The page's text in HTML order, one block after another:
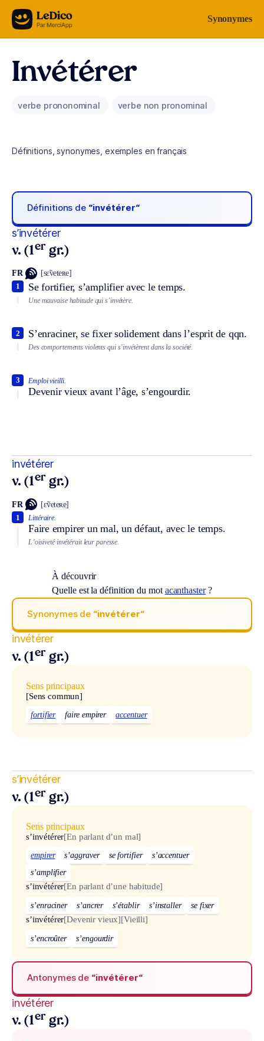
Aller au contenu Synonymes
Invétérer
verbe prononominal verbe non pronominal
Définitions, synonymes, exemples en français
Définitions de “invétérer“
s’invétérer
v. (1er gr.)
FR [sɛ̃veteʀe]
Se fortifier, s’amplifier avec le temps.
1
Une mauvaise habitude qui s’invétère.
S’enraciner, se fixer solidement dans l’esprit de qqn.
2
Des comportements violents qui s’invétèrent dans la société.
Emploi vieilli.
Devenir vieux avant l’âge, s’engourdir.
3
invétérer
v. (1er gr.)
FR [ɛ̃veteʀe]
Littéraire.
Faire empirer un mal, un défaut, avec le temps.
1
L’oisiveté invétérait leur paresse.
À découvrir
Quelle est la définition du mot acanthaster?
Synonymes de “invétérer“
invétérer
v. (1er gr.)
Sens principaux
[Sens commun]
fortifier faire empirer accentuer
s’invétérer
v. (1er gr.)
Sens principaux
s’invétérer[En parlant d’un mal]
empirer s’aggraver se fortifier
s’accentuer
s’amplifier
s’invétérer[En parlant d’une habitude]
s’enraciner s’ancrer s’établir s’installer se fixer
s’invétérer[Devenir vieux][Vieilli]
s’encroûter s’engourdir
Antonymes de “invétérer“
invétérer
v. (1er gr.)